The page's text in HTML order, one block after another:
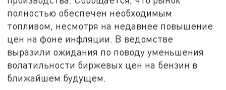
полностью обеспечен необходимым
топливом, несмотря на недавнее повышение
цен на фоне инфляции. В ведомстве
выразили ожидания по поводу уменьшения
волатильности биржевых цен на бензин в
ближайшем будущем.